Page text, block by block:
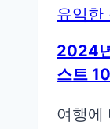
유익한
2024
스트 10
여행에